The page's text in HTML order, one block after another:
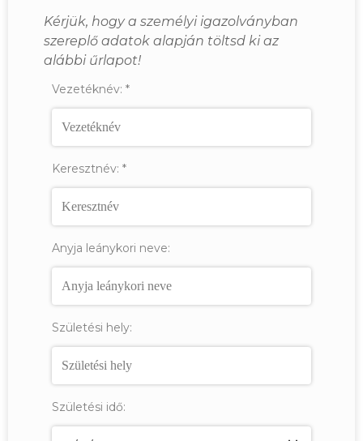
Kérjük, hogy a személyi igazolványban
szereplő adatok alapján töltsd ki az
alábbi űrlapot!
Vezetéknév: *
Keresztnév: *
Anyja leánykori neve:
Születési hely:
Születési idő: